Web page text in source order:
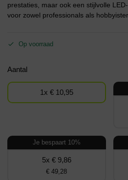
prestaties, maar ook een stijlvolle
voor zowel professionals als
Op voorraad
Aantal
1x € 10,95
Je bespaart 10%
5x € 9,86
€ 49,28